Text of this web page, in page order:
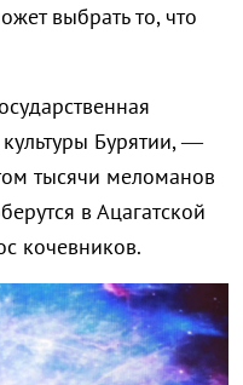
выбрать то, что
Бурятии, —
тысячи меломанов
в Ацагатской
кочевников.